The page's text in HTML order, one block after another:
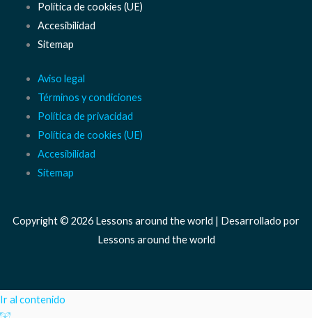
Política de cookies (UE)
Accesibilidad
Sitemap
Aviso legal
Términos y condiciones
Política de privacidad
Política de cookies (UE)
Accesibilidad
Sitemap
Copyright © 2026 Lessons around the world | Desarrollado por
Lessons around the world
Ir al contenido